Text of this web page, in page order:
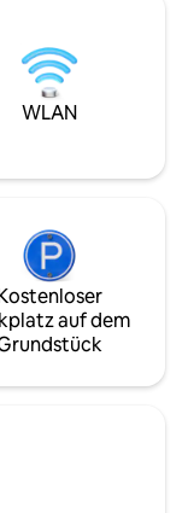
entspannte
(Handtücher,
Eigenständiger
Uhr für eine flexible
WLAN
auf dem